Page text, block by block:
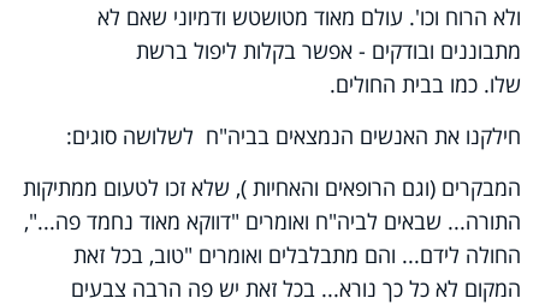
ולא הרוח וכו'. עולם מאוד מטושטש ודמיוני שאם לא
מתבוננים ובודקים - אפשר בקלות ליפול ברשת
שלו. כמו בבית החולים.
חילקנו את האנשים הנמצאים בביה"ח לשלושה סוגים:
המבקרים (וגם הרופאים והאחיות ), שלא זכו לטעום ממתיקות
התורה... שבאים לביה"ח ואומרים "דווקא מאוד נחמד פה...",
החולה לידם... והם מתבלבלים ואומרים "טוב, בכל זאת
המקום לא כל כך נורא... בכל זאת יש פה הרבה צבעים